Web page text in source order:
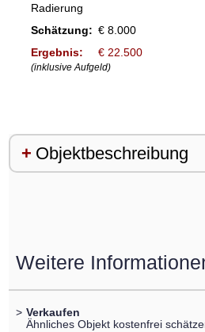
Radierung
Schätzung: € 8.000
Ergebnis:
€ 22.500
(inklusive Aufgeld)
Objektbeschreibung
Weitere
> Verkaufen
Ähnliches Objekt kostenfrei